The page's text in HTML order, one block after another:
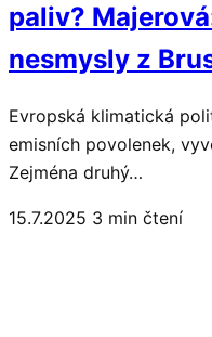
paliv?
nesmysly z
Evropská klimatická
emisních povolenek,
Zejména druhý…
15.7.2025 3 min čtení